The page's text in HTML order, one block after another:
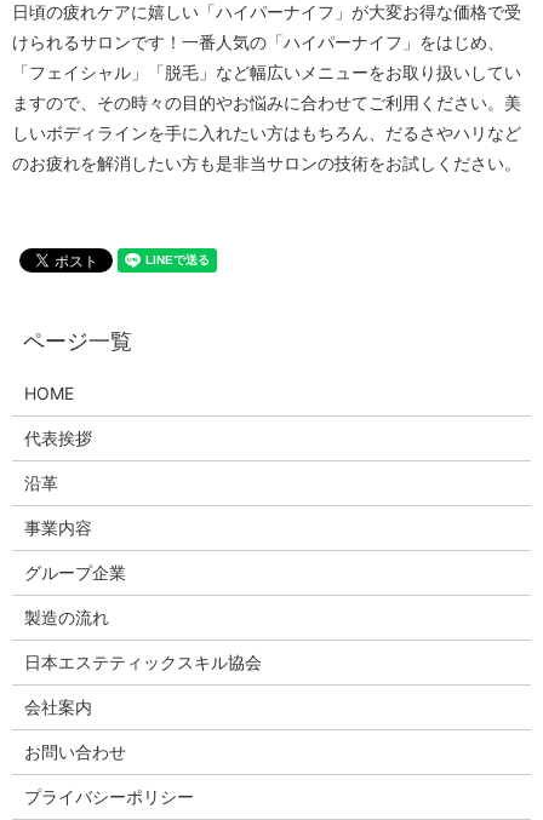
日頃の疲れケアに嬉しい「ハイパーナイフ」が大変お得な価格で受
けられるサロンです！一番人気の「ハイパーナイフ」をはじめ、
「フェイシャル」「脱毛」など幅広いメニューをお取り扱いしてい
ますので、その時々の目的やお悩みに合わせてご利用ください。美
しいボディラインを手に入れたい方はもちろん、だるさやハリなど
のお疲れを解消したい方も是非当サロンの技術をお試しください。
HOME
代表挨拶
沿革
事業内容
グループ企業
製造の流れ
日本エステティックスキル協会
会社案内
お問い合わせ
プライバシーポリシー